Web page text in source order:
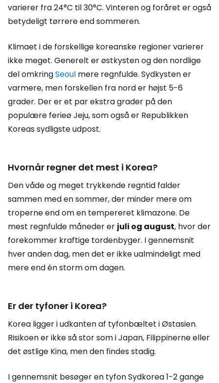
varierer fra 24°C til 30°C. Vinteren og foråret er også
betydeligt tørrere end sommeren.
Klimaet i de forskellige koreanske regioner varierer
ikke meget. Generelt er østkysten og den nordlige
del omkringSeoul mere regnfulde. Sydkysten er
varmere, men forskellen fra nord er højst 5-6
grader. Der er et par ekstra grader på den
populære ferieø Jeju, som også er Republikken
Koreas sydligste udpost.
Hvornår regner det mest i Korea?
Den våde og meget trykkende regntid falder
sammen med en sommer, der minder mere om
troperne end om en tempereret klimazone. De
mest regnfulde måneder er juli og august, hvor der
forekommer kraftige tordenbyger. I gennemsnit
hver anden dag, men det er ikke ualmindeligt med
mere end én storm om dagen.
Er der tyfoner i Korea?
Korea ligger i udkanten af tyfonbæltet i Østasien.
Risikoen er ikke så stor som i Japan, Filippinerne eller
det østlige Kina, men den findes stadig.
I gennemsnit besøger en tyfon Sydkorea 1-2 gange